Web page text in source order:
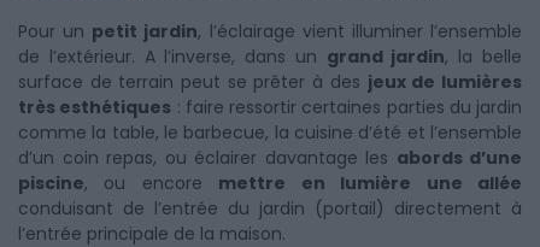
Pour un petit jardin, l’éclairage vient illuminer l’ensemble
de l’extérieur. A l’inverse, dans un grand jardin, la belle
surface de terrain peut se prêter à des jeux de lumières
très esthétiques : faire ressortir certaines parties du jardin
comme la table, le barbecue, la cuisine d’été et l’ensemble
d’un coin repas, ou éclairer davantage les abords d’une
piscine, ou encore mettre en lumière une allée
conduisant de l’entrée du jardin (portail) directement à
l’entrée principale de la maison.